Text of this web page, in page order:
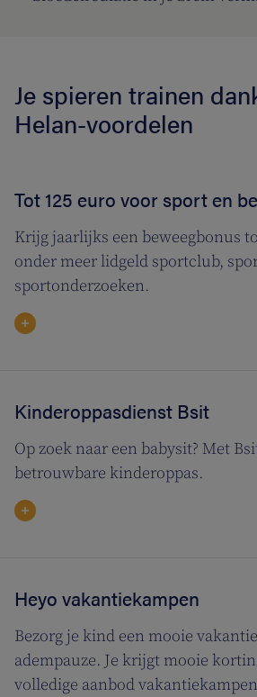
Je spieren trainen
Helan-voordelen
Tot 125 euro voor sport en
Krijg jaarlijks een beweegbonus
onder meer lidgeld sportclub,
sportonderzoeken.
Kinderoppasdienst Bsit
Op zoek naar een babysit? Met
betrouwbare kinderoppas.
Heyo vakantiekampen
Bezorg je kind een mooie
adempauze. Je krijgt mooie
volledige aanbod